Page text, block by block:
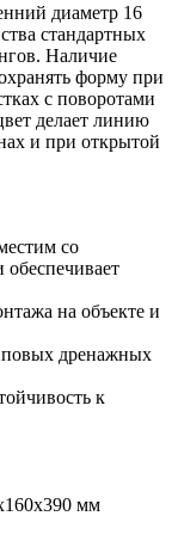
диаметр 16
стандартных
Наличие
форму при
с поворотами
делает линию
и при открытой
со
на объекте и
дренажных
к
мм